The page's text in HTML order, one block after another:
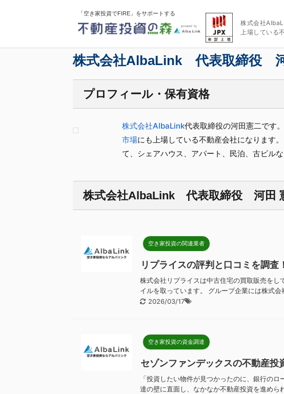
「空き家投資でFIRE」をサポートする
株式会社
上場している
株式会社AlbaLink 代表取締役
プロフィール・保有資格
株式会社AlbaLink代表取締役の河田憲二です
市場にも上場している不動産会社になります
て、シェアハウス、アパート、民泊、古ビル
株式会社AlbaLink 代表取締役 河田
空き家投資の関連業者
リプライスの評判と口コミを調査
株式会社リプライスは中古住宅の買取販売を
イルを取っています。 グループ企業には株式
2026/03/17
空き家投資の資金調達
セゾンファンデックスの不動産
「投資したい物件が見つかったのに、銀行の
達の壁に直面し、なかなか不動産投資を進め